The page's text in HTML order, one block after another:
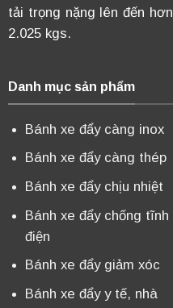
tải trọng nặng lên đến hơn
2.025 kgs.
Danh mục sản phẩm
Bánh xe đẩy càng inox
Bánh xe đẩy càng thép
Bánh xe đẩy chịu nhiệt
Bánh xe đẩy chống tĩnh
điện
Bánh xe đẩy giảm xóc
Bánh xe đẩy y tế, nhà